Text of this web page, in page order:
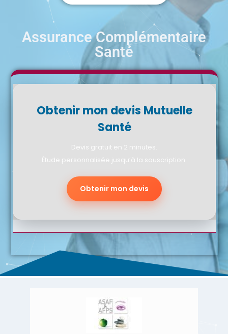
Assurance Complémentaire
Santé
Obtenir mon devis Mutuelle
Santé
Devis gratuit en 2 minutes.
Étude personnalisée jusqu’à la souscription.
Obtenir mon devis